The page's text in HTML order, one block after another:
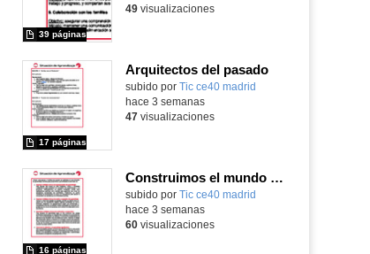
39 páginas
49visualizaciones
Arquitectos del pasado
subido por Tic ce40 madrid
17 páginas
hace 3 semanas
47visualizaciones
Construimos el mundo con LEGO
subido por Tic ce40 madrid
16 páginas
hace 3 semanas
60visualizaciones